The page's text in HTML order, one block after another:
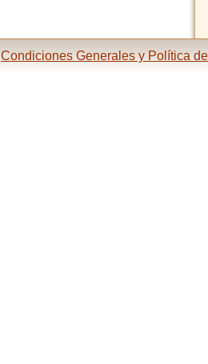
Condiciones Generales y Política